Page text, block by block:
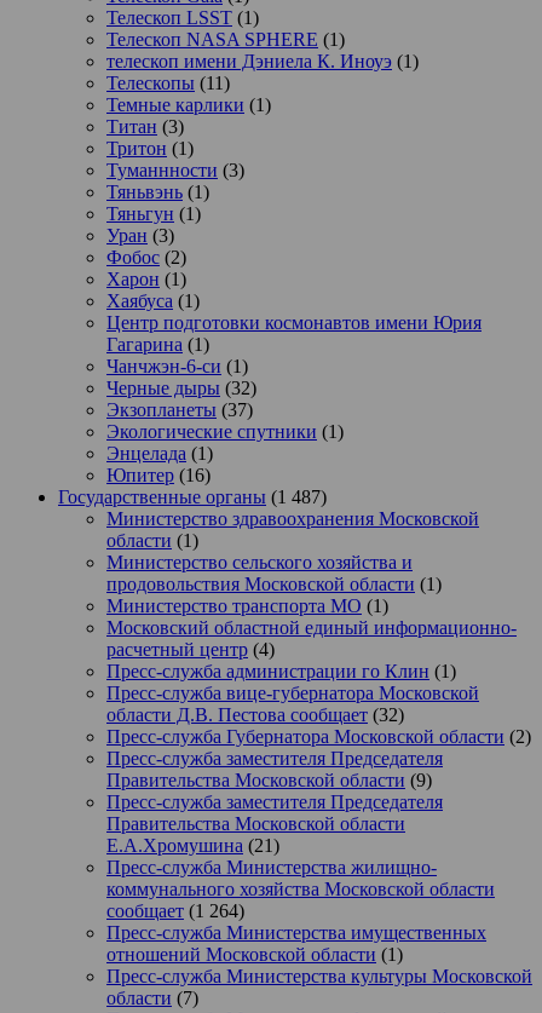
Телескоп LSST (1)
Телескоп NASA SPHERE (1)
телескоп имени Дэниела К. Иноуэ (1)
Телескопы (11)
Темные карлики (1)
Титан (3)
Тритон (1)
Туманнности (3)
Тяньвэнь (1)
Тяньгун (1)
Уран (3)
Фобос (2)
Харон (1)
Хаябуса (1)
Центр подготовки космонавтов имени Юрия
Гагарина (1)
Чанчжэн-6-си (1)
Черные дыры (32)
Экзопланеты (37)
Экологические спутники (1)
Энцелада (1)
Юпитер (16)
Государственные органы (1 487)
Министерство здравоохранения Московской
области (1)
Министерство сельского хозяйства и
продовольствия Московской области (1)
Министерство транспорта МО (1)
Московский областной единый информационно-
расчетный центр (4)
Пресс-служба администрации го Клин (1)
Пресс-служба вице-губернатора Московской
области Д.В. Пестова сообщает (32)
Пресс-служба Губернатора Московской области (2)
Пресс-служба заместителя Председателя
Правительства Московской области (9)
Пресс-служба заместителя Председателя
Правительства Московской области
Е.А.Хромушина (21)
Пресс-служба Министерства жилищно-
коммунального хозяйства Московской области
сообщает (1 264)
Пресс-служба Министерства имущественных
отношений Московской области (1)
Пресс-служба Министерства культуры Московской
области (7)